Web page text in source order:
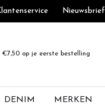
Nieuwsbrief
op je eerste bestelling
DENIM MERKEN